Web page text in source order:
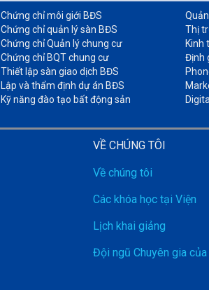
Chứng chỉ môi giới BĐS​
Chứng chỉ quản lý sàn BĐS
Chứng chỉ Quản lý chung cư​
Chứng chỉ BQT chung cư​
Thiết lập sàn giao dịch BĐS​
Lập và thẩm định dự án BĐS​
Kỹ năng đào tạo bất động sản​
Thị
Kinh
Định
VỀ CHÚNG TÔI
Về chúng tôi
Các khóa học tại Viện
Lịch khai giảng
Đội ngũ Chuyên gia của